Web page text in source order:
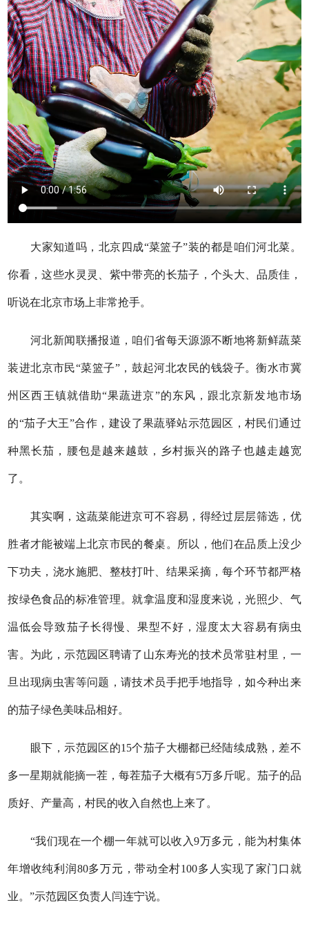
大家知道吗，北京四成“菜篮子”装的都是咱们河北菜。
你看，这些水灵灵、紫中带亮的长茄子，个头大、品质佳，
听说在北京市场上非常抢手。
河北新闻联播报道，咱们省每天源源不断地将新鲜蔬菜
装进北京市民“菜篮子”，鼓起河北农民的钱袋子。衡水市冀
州区西王镇就借助“果蔬进京”的东风，跟北京新发地市场
的“茄子大王”合作，建设了果蔬驿站示范园区，村民们通过
种黑长茄，腰包是越来越鼓，乡村振兴的路子也越走越宽
了。
其实啊，这蔬菜能进京可不容易，得经过层层筛选，优
胜者才能被端上北京市民的餐桌。所以，他们在品质上没少
下功夫，浇水施肥、整枝打叶、结果采摘，每个环节都严格
按绿色食品的标准管理。就拿温度和湿度来说，光照少、气
温低会导致茄子长得慢、果型不好，湿度太大容易有病虫
害。为此，示范园区聘请了山东寿光的技术员常驻村里，一
旦出现病虫害等问题，请技术员手把手地指导，如今种出来
的茄子绿色美味品相好。
眼下，示范园区的15个茄子大棚都已经陆续成熟，差不
多一星期就能摘一茬，每茬茄子大概有5万多斤呢。茄子的品
质好、产量高，村民的收入自然也上来了。
“我们现在一个棚一年就可以收入9万多元，能为村集体
年增收纯利润80多万元，带动全村100多人实现了家门口就
业。”示范园区负责人闫连宁说。